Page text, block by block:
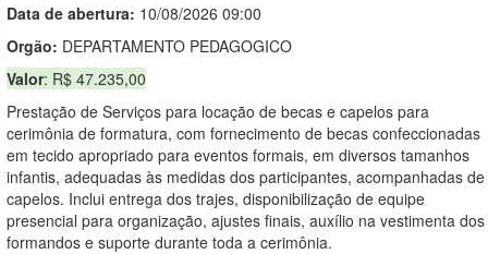
Data de abertura: 10/08/2026 09:00
Orgão: DEPARTAMENTO PEDAGOGICO
Valor: R$ 47.235,00
Prestação de Serviços para locação de becas e capelos para
cerimônia de formatura, com fornecimento de becas confeccionadas
em tecido apropriado para eventos formais, em diversos tamanhos
infantis, adequadas às medidas dos participantes, acompanhadas de
capelos. Inclui entrega dos trajes, disponibilização de equipe
presencial para organização, ajustes finais, auxílio na vestimenta dos
formandos e suporte durante toda a cerimônia.